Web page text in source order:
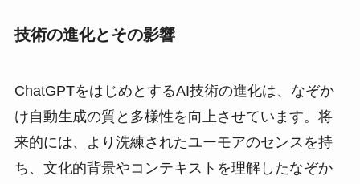
技術の進化とその影響
ChatGPTをはじめとするAI技術の進化は、なぞか
け自動生成の質と多様性を向上させています。将
来的には、より洗練されたユーモアのセンスを持
ち、文化的背景やコンテキストを理解したなぞか